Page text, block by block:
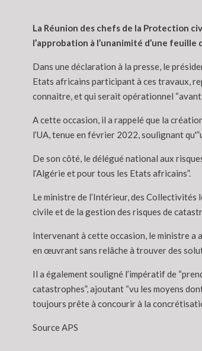
La Réunion des chefs de la Protection
l’approbation à l’unanimité d’une
Dans une déclaration à la presse, le
Etats africains participant à ces travaux,
connaitre, et qui serait opérationnel
A cette occasion, il a rappelé que la
l’UA, tenue en février 2022, soulignant
De son côté, le délégué national aux
l’Algérie et pour tous les Etats africains”.
Le ministre de l’Intérieur, des Collectivités
civile et de la gestion des risques de
Intervenant à cette occasion, le ministre a
en œuvrant sans relâche à trouver des
Il a également souligné l’impératif de
catastrophes”, ajoutant “vu les moyens
toujours prête à concourir à la
Source APS